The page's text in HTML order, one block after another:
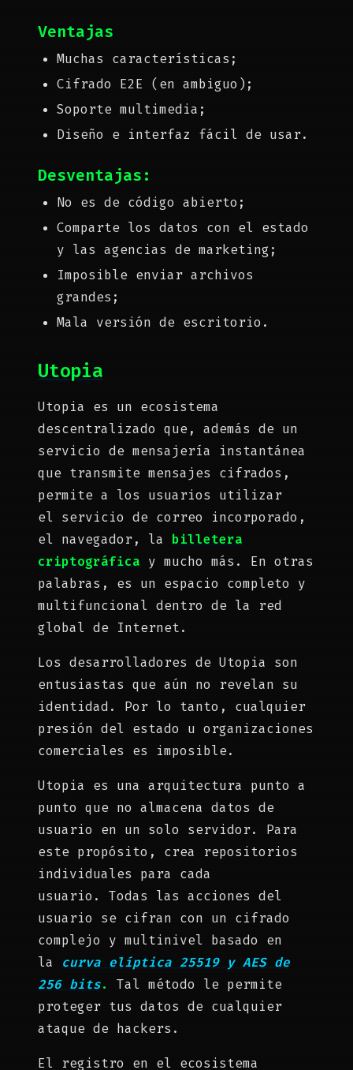
Ventajas
Muchas características;
Cifrado E2E (en ambiguo);
Soporte multimedia;
Diseño e interfaz fácil de usar.
Desventajas:
No es de código abierto;
Comparte los datos con el estado
y las agencias de marketing;
Imposible enviar archivos
grandes;
Mala versión de escritorio.
Utopia
Utopia es un ecosistema
descentralizado que, además de un
servicio de mensajería instantánea
que transmite mensajes cifrados,
permite a los usuarios utilizar
el servicio de correo incorporado,
el navegador, la billetera
criptográfica y mucho más. En otras
palabras, es un espacio completo y
multifuncional dentro de la red
global de Internet.
Los desarrolladores de Utopia son
entusiastas que aún no revelan su
identidad. Por lo tanto, cualquier
presión del estado u organizaciones
comerciales es imposible.
Utopia es una arquitectura punto a
punto que no almacena datos de
usuario en un solo servidor. Para
este propósito, crea repositorios
individuales para cada
usuario. Todas las acciones del
usuario se cifran con un cifrado
complejo y multinivel basado en
la curva elíptica 25519 y AES de
256 bits.
Tal método le permite
proteger tus datos de cualquier
ataque de hackers.
El registro en el ecosistema